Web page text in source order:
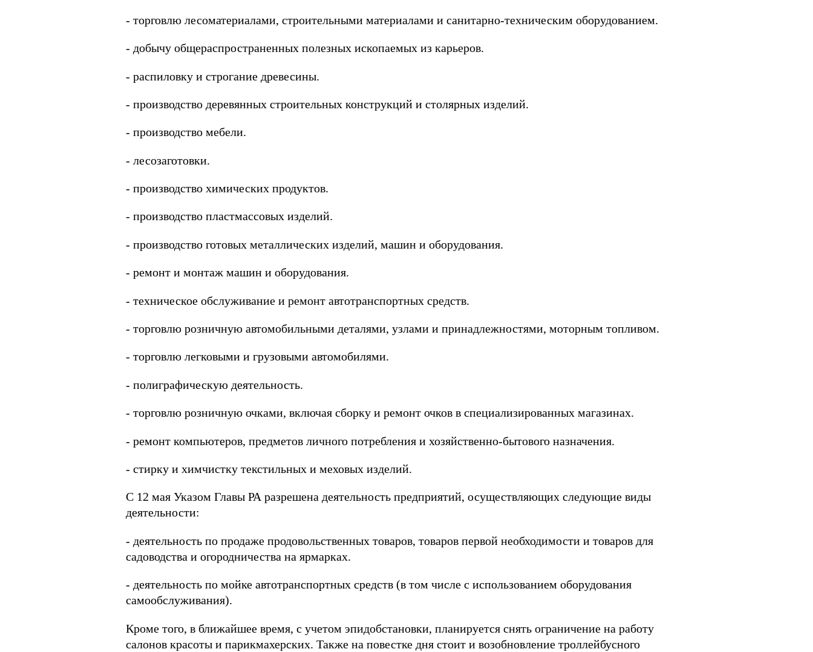
- торговлю лесоматериалами, строительными материалами и санитарно-техническим оборудованием.
- добычу общераспространенных полезных ископаемых из карьеров.
- распиловку и строгание древесины.
- производство деревянных строительных конструкций и столярных изделий.
- производство мебели.
- лесозаготовки.
- производство химических продуктов.
- производство пластмассовых изделий.
- производство готовых металлических изделий, машин и оборудования.
- ремонт и монтаж машин и оборудования.
- техническое обслуживание и ремонт автотранспортных средств.
- торговлю розничную автомобильными деталями, узлами и принадлежностями, моторным топливом.
- торговлю легковыми и грузовыми автомобилями.
- полиграфическую деятельность.
- торговлю розничную очками, включая сборку и ремонт очков в специализированных магазинах.
- ремонт компьютеров, предметов личного потребления и хозяйственно-бытового назначения.
- стирку и химчистку текстильных и меховых изделий.
С 12 мая Указом Главы РА разрешена деятельность предприятий, осуществляющих следующие виды
деятельности:
- деятельность по продаже продовольственных товаров, товаров первой необходимости и товаров для
садоводства и огородничества на ярмарках.
- деятельность по мойке автотранспортных средств (в том числе с использованием оборудования
самообслуживания).
Кроме того, в ближайшее время, с учетом эпидобстановки, планируется снять ограничение на работу
салонов красоты и парикмахерских. Также на повестке дня стоит и возобновление троллейбусного